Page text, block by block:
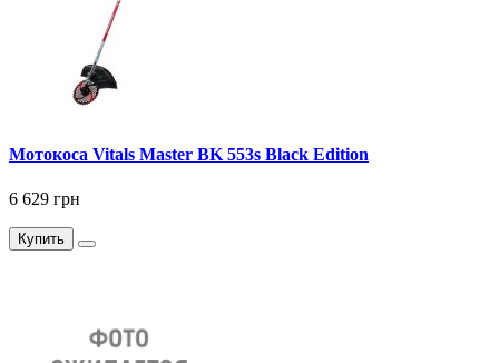
Мотокоса Vitals Master BK 553s Black Edition
6 629 грн
Купить